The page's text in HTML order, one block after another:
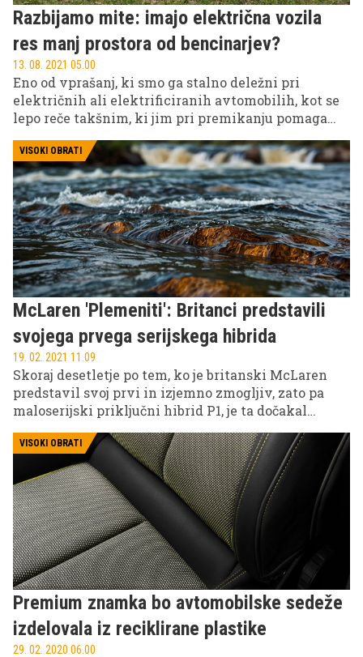
Razbijamo mite: imajo električna vozila
res manj prostora od bencinarjev?
13. 08. 2021 05.00
Eno od vprašanj, ki smo ga stalno deležni pri
električnih ali elektrificiranih avtomobilih, kot se
lepo reče takšnim, ki jim pri premikanju pomaga
tukaj je velika baterija in potem ni več prtljažnika, a
ne?! No, ne nujno!
VISOKI OBRATI
McLaren 'Plemeniti': Britanci predstavili
svojega prvega serijskega hibrida
19. 02. 2021 11.09
Skoraj desetletje po tem, ko je britanski McLaren
predstavil svoj prvi in izjemno zmogljiv, zato pa
maloserijski priključni hibrid P1, je ta dočakal
ime keltskega izvora in v prevodu pomeni
plemeniti) in je postal sploh prvi serijski hibridni
model te slovite znamke. Tudi McLaren namreč
odkrito meri na elektrifikacijo in v njej vidi rešitev
za še več 'mišic' svojih vozil.
VISOKI OBRATI
Premium znamka bo avtomobilske sedeže
izdelovala iz reciklirane plastike
29. 02. 2020 06.00